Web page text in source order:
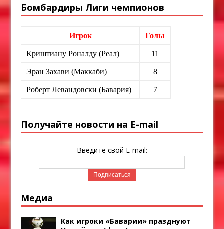
Бомбардиры Лиги чемпионов
Игрок Голы
Криштиану Роналду (Реал) 11
Эран Захави (Маккаби) 8
Роберт Левандовски (Бавария) 7
Получайте новости на E-mail
Введите свой E-mail:
Медиа
Как игроки «Баварии» празднуют